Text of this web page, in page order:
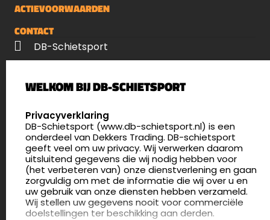
ACTIEVOORWAARDEN
CONTACT
DB-Schietsport
5411 LX Zeeland
4.8
175 beoordelingen
info@db-schietsport.nl
Openingstijden
Dinsdag en donderdag: 13:00 - 17:00 én 18:00 - 21:00
uur
WELKOM BIJ DB-SCHIETSPORT
SELECT LANGUAGE
Privacyverklaring
DB-Schietsport (www.db-schietsport.nl) is een
onderdeel van Dekkers Trading. DB-schietsport
geeft veel om uw privacy. Wij verwerken daarom
uitsluitend gegevens die wij nodig hebben voor
(het verbeteren van) onze dienstverlening en gaan
zorgvuldig om met de informatie die wij over u en
uw gebruik van onze diensten hebben verzameld.
Wij stellen uw gegevens nooit voor commerciële
doelstellingen ter beschikking aan derden.